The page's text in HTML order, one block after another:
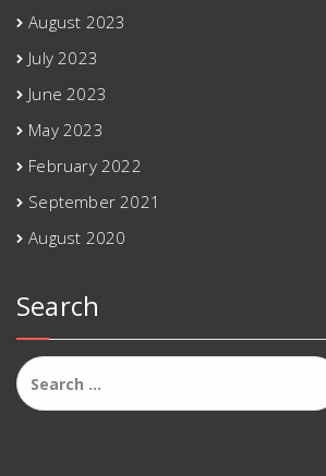
August 2023
July 2023
June 2023
May 2023
February 2022
September 2021
August 2020
Search
Search
for: